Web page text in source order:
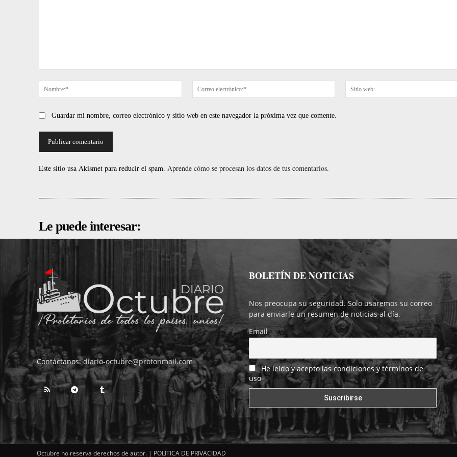
Nombre:*
Correo
electrónico:*
Guardar mi nombre, correo electrónico y sitio web en este navegador la próxima vez que comente.
Este sitio usa Akismet para reducir el spam. Aprende cómo se procesan los datos de tus comentarios.
Le puede interesar:
Contáctanos:diario-octubre@protonmail.com
BOLETÍN DE NOTICIAS
Nos preocupa su seguridad. Solo usaremos su correo
para enviarle un resumen de noticias al día.
Email
He leído y acepto las condiciones y términos de
uso
Octubre no reserva derechos de autor. | POLÍTICA DE PRIVACIDAD